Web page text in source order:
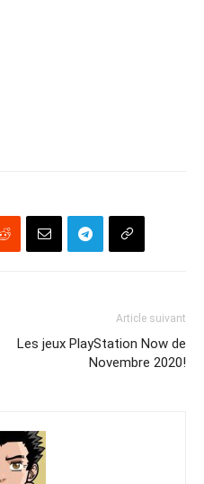
Article suivant
Les jeux PlayStation Now de
Novembre 2020!